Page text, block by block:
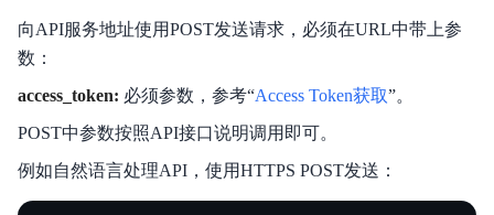
向API服务地址使用POST发送请求，必须在URL中带上参
数：
access_token: 必须参数，参考“Access Token获取”。
POST中参数按照API接口说明调用即可。
例如自然语言处理API，使用HTTPS POST发送：